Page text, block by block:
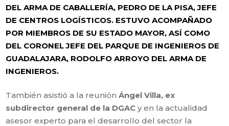
DEL ARMA DE CABALLERÍA, PEDRO DE LA PISA, JEFE
DE CENTROS LOGÍSTICOS. ESTUVO ACOMPAÑADO
POR MIEMBROS DE SU ESTADO MAYOR, ASÍ COMO
DEL CORONEL JEFE DEL PARQUE DE INGENIEROS DE
GUADALAJARA, RODOLFO ARROYO DEL ARMA DE
INGENIEROS.
También asistió a la reuniónÁngel Villa, ex
subdirector general de la DGAC y en la actualidad
asesor experto para el desarrollo del sector la